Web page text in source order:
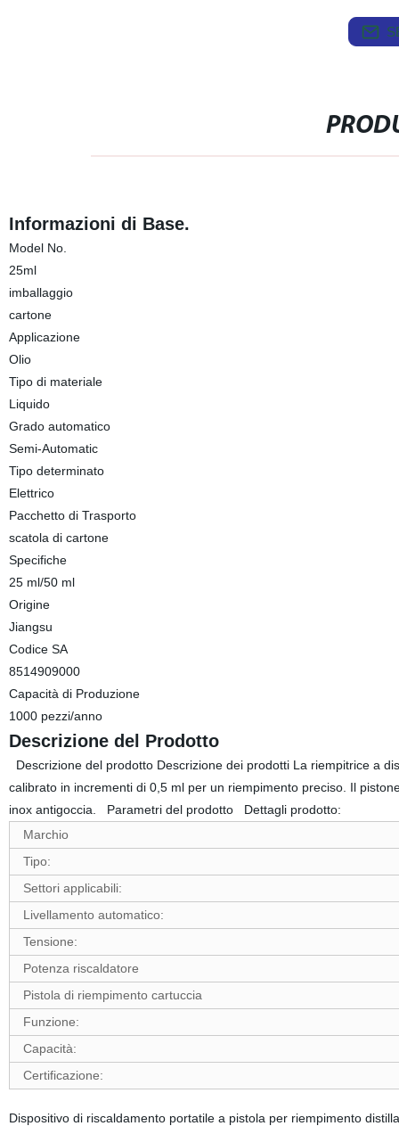
Informazioni di Base.
Model No.
25ml
imballaggio
cartone
Applicazione
Olio
Tipo di materiale
Liquido
Grado automatico
Semi-Automatic
Tipo determinato
Elettrico
Pacchetto di Trasporto
scatola di cartone
Specifiche
25 ml/50 ml
Origine
Jiangsu
Codice SA
8514909000
Capacità di Produzione
1000 pezzi/anno
Descrizione del Prodotto
Descrizione del prodotto Descrizione dei prodotti La riempitrice a
calibrato in incrementi di 0,5 ml per un riempimento preciso. Il
inox antigoccia. Parametri del prodotto Dettagli prodotto:
Marchio
Tipo:
Settori applicabili:
Livellamento automatico:
Tensione:
Potenza riscaldatore
Pistola di riempimento cartuccia
Funzione:
Capacità:
Certificazione:
Dispositivo di riscaldamento portatile a pistola per riempimento